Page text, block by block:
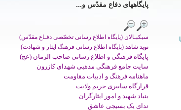
پایگاههای دفاع مقدّس و...
سبکبـالان (پایگاه اطلاع رسانی تخصّصی دفـاع مقدّس)
نوید شاهد (پایگاه اطلاع رسانی فرهنگ ایثار و شهادت)
پایگاه فرهنگی و اطلاع رسانی صاحب الزمان (عج)
سایت جامع فرهنگی مذهبی شهدای کازرون
ماهنامه فرهنگ و ادبیات مقاومت
قرارگاه سایبری حریم ولایت
بنیاد شهید و امور ایثارگران
ندای یک بسیجی عاشق